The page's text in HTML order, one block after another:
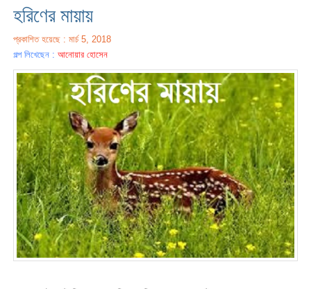
হরিণের মায়ায়
প্রকাশিত হয়েছে : মার্চ 5, 2018
গল্প লিখেছেন :আনোয়ার হোসেন